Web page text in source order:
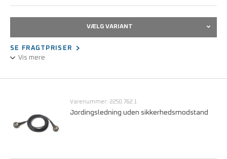
VÆLG VARIANT
SE FRAGTPRISER
Vis mere
Varenummer: 2250.762.1
Jordingsledning uden sikkerhedsmodstand